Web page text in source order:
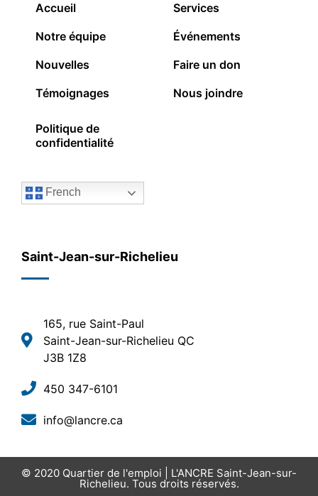
Accueil
Notre équipe
Nouvelles
Témoignages
Services
Événements
Faire un don
Nous joindre
Politique de
confidentialité
French
Saint-Jean-sur-Richelieu
165, rue Saint-Paul
Saint-Jean-sur-Richelieu QC
J3B 1Z8
450 347-6101
info@lancre.ca
© 2020 Quartier de l'emploi | L'ANCRE Saint-Jean-sur-
Richelieu. Tous droits réservés.